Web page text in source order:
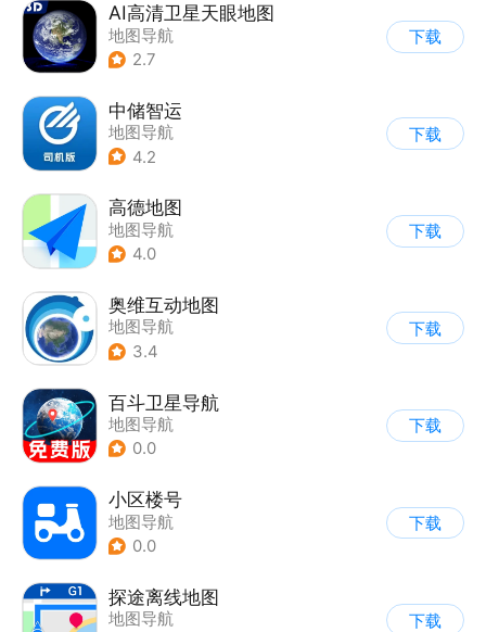
AI高清卫星天眼地图
地图导航
2.7
下载
中储智运
地图导航
4.2
下载
高德地图
地图导航
4.0
下载
奥维互动地图
地图导航
3.4
下载
百斗卫星导航
地图导航
0.0
下载
小区楼号
地图导航
0.0
下载
探途离线地图
地图导航
下载